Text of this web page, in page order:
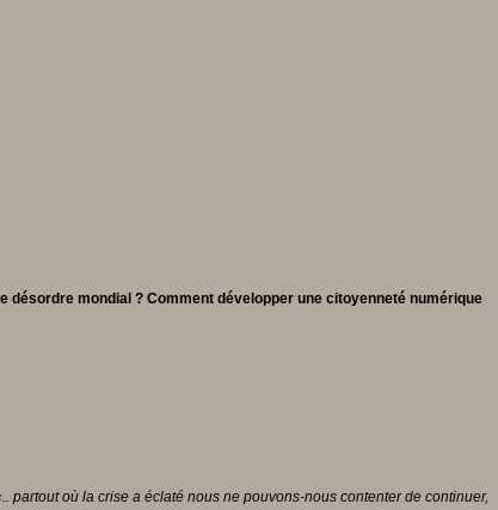
désordre mondial ? Comment développer une citoyenneté numérique
partout où la crise a éclaté nous ne pouvons-nous contenter de continuer,